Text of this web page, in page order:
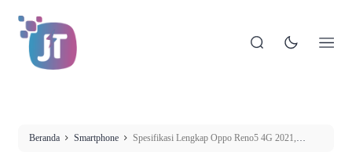
Beranda Smartphone
Spesifikasi Lengkap Oppo Reno5 4G 2021,